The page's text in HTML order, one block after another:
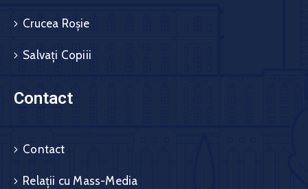
Crucea Roșie
Salvați Copiii
Contact
Contact
Relații cu Mass-Media